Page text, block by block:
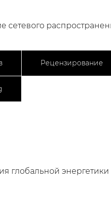
сетевого
Рецензирование
глобальной